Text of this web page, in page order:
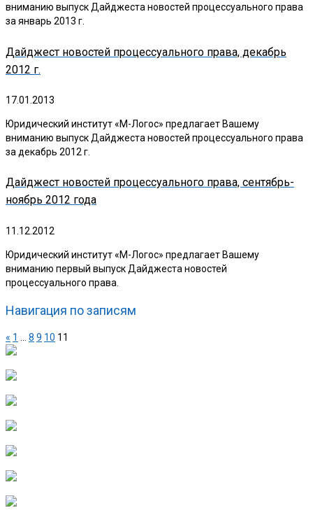
вниманию выпуск Дайджеста новостей процессуального права
за январь 2013 г.
Дайджест новостей процессуального права, декабрь
2012 г.
17.01.2013
Юридический институт «М-Логос» предлагает Вашему
вниманию выпуск Дайджеста новостей процессуального права
за декабрь 2012 г.
Дайджест новостей процессуального права, сентябрь-
ноябрь 2012 года
11.12.2012
Юридический институт «М-Логос» предлагает Вашему
вниманию первый выпуск Дайджеста новостей
процессуального права.
Навигация по записям
« 1 … 8 9 10 11